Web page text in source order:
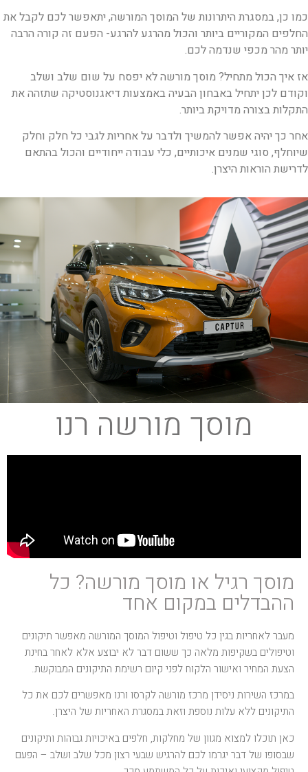
כמו כן, במסגרת היתרונות של המוסך המורשה, יתאפשר לכם לקבל את
החלפים המקוריים ביותר והכול מהרגע להרגע- הפעם זה קורה הרבה
יותר מהר מכפי שנדמה לכם.
אז איך הכול מתחיל? מוסך מורשה לא יפסח על שום שלב ושלב
וקודם לכן יתחיל באבחון הבעיה באמצעות דיאגנוסטיקה שתזהה את
התקלות בצורה מדויקת ביותר.
אחר כך יהיה אפשר להמשיך ולדבר על אחריות לגבי כל חלק וחלק
שיוחלף, סוגי שמנים איכותיים, כלי עבודה ייחודיים והכול בהתאם
לדרישת הוראות היצרן.
מוסך מורשה רנו
מוסך רגיל או מוסך מורשה? כל
ההבדלים במקום אחד
מעבר לאחריות בגין כל טיפול וטיפול המוסך המורשה מאפשר תיקונים
וטיפולים בשקיפות מלאה כך ששום דבר לא יבוצע אלא לאחר בחינת
הצעת המחיר ואישור הלקוח לפני קיום רשימת התיקונים המבוקשת.
במרכז השירות ניסידן מרכז מורשה לקרסו ורנו מאפשרים לכם את כל
התיקונים ללא עלות נוספת וזאת במסגרת האחריות של היצרן.
כאן תוכלו למצוא מגוון של מחלקות, חלפים באיכויות גבוהות ותיקונים
שבסופו של דבר יגרמו לכם להרגיש שבעי רצון מכל שלב ושלב – הפעם